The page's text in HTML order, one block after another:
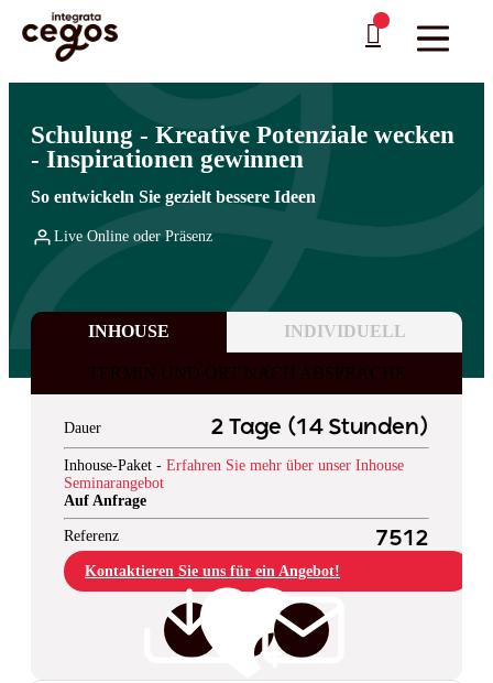
Skip to main content
Sie sind hier:Startseite
Professionelle Weiterbildung & Schulungen in Deutschland
>Business Skills>Kreativität und Problemlösung
Schulung - Kreative Potenziale wecken
- Inspirationen gewinnen
So entwickeln Sie gezielt bessere Ideen
Live Online oder Präsenz
INHOUSE INDIVIDUELL
TERMIN UND ORT NACH ABSPRACHE
Dauer 2 Tage (14 Stunden)
Inhouse-Paket - Erfahren Sie mehr über unser Inhouse
Seminarangebot
Auf Anfrage
Referenz 7512
Kontaktieren Sie uns für ein Angebot!